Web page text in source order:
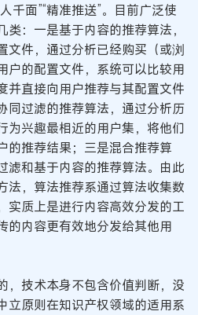
千面”“精准推送”。目前广泛使
：一是基于内容的推荐算法，
文件，通过分析已经购买（或浏
户的配置文件，系统可以比较用
并直接向用户推荐与其配置文件
同过滤的推荐算法，通过分析历
为兴趣最相近的用户集，将他们
的推荐结果；三是混合推荐算
滤和基于内容的推荐算法。由此
法，算法推荐系通过算法收集数
实质上是进行内容高效分发的工
的内容更有效地分发给其他用
，技术本身不包含价值判断，没
立原则在知识产权领域的适用系